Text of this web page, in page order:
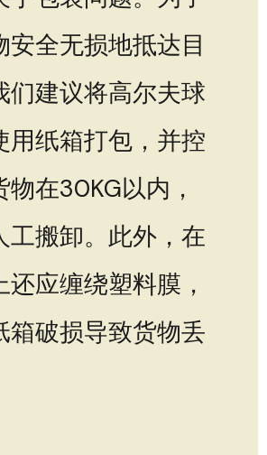
安全无损地抵达目
们建议将高尔夫球
用纸箱打包，并控
在30KG以内，
工搬卸。此外，在
应缠绕塑料膜，
箱破损导致货物丢